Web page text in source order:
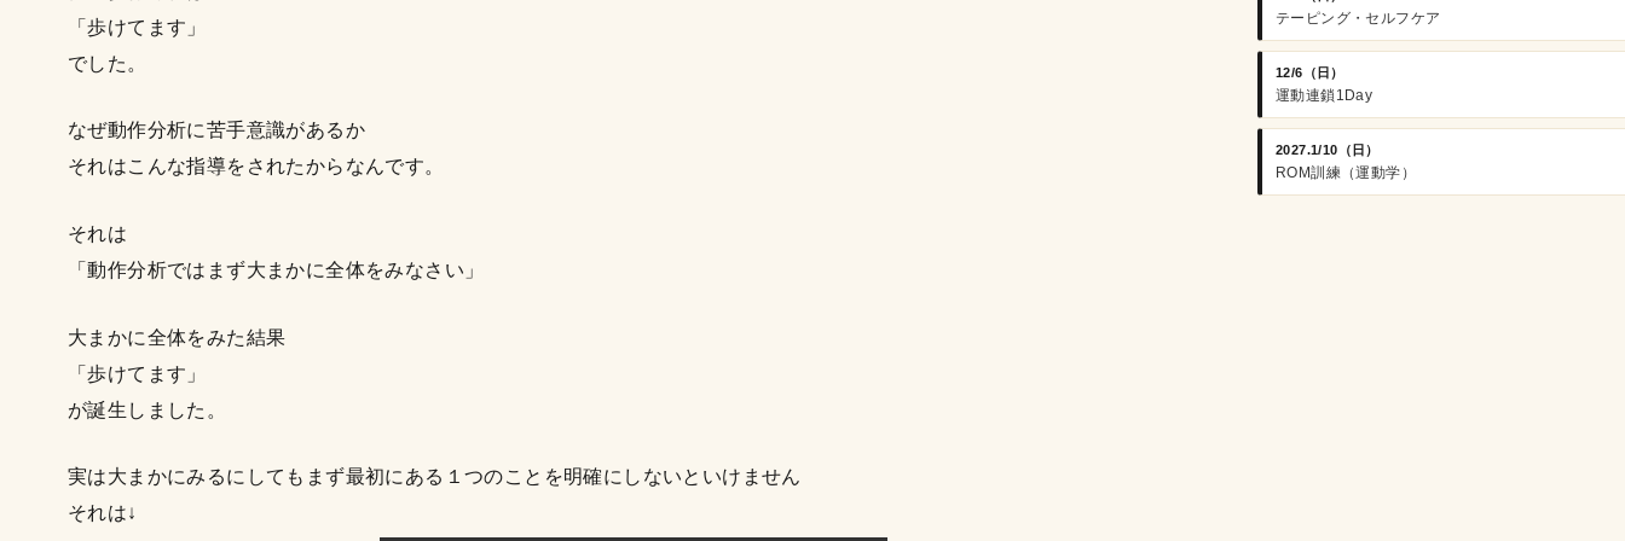
「歩けてます」
でした。
なぜ動作分析に苦手意識があるか
それはこんな指導をされたからなんです。
それは
「動作分析ではまず大まかに全体をみなさい」
大まかに全体をみた結果
「歩けてます」
が誕生しました。
実は大まかにみるにしてもまず最初にある１つのことを明確にしないといけません
それは↓
テーピング・セルフケア
12/6（日）
運動連鎖1Day
2027.1/10（日）
ROM訓練（運動学）